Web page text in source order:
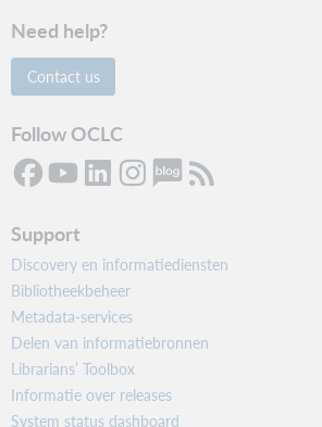
Need help?
Contact us
Follow OCLC
Support
Discovery en informatiediensten
Bibliotheekbeheer
Metadata-services
Delen van informatiebronnen
Librarians’ Toolbox
Informatie over releases
System status dashboard